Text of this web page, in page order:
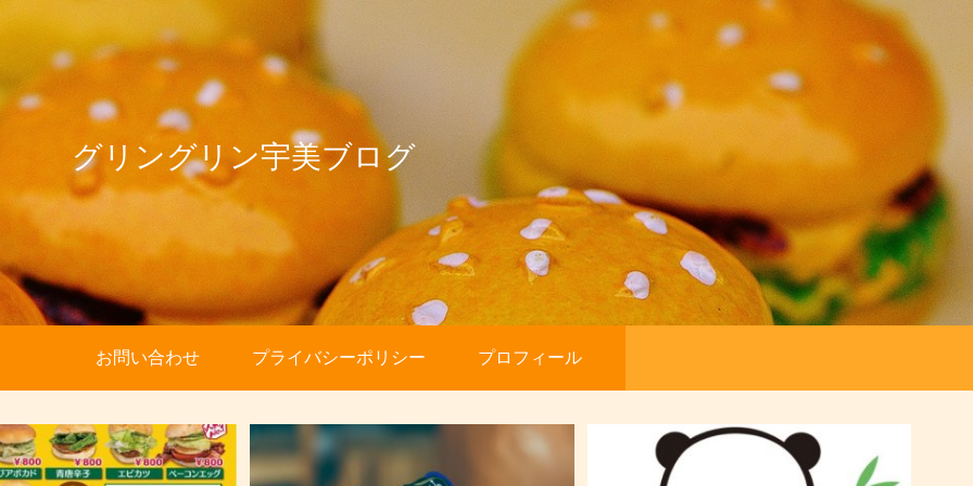
グリングリン宇美ブログ
お問い合わせ プライバシーポリシー プロフィール